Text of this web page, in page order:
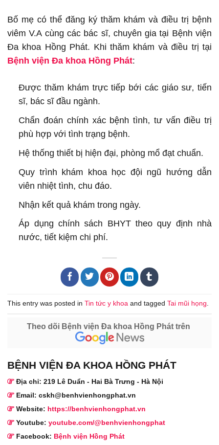
Bố mẹ có thể đăng ký thăm khám và điều trị bệnh
viêm V.A cùng các bác sĩ, chuyên gia tại Bệnh viện
Đa khoa Hồng Phát. Khi thăm khám và điều trị tại
Bệnh viện Đa khoa Hồng Phát:
Được thăm khám trực tiếp bới các giáo sư, tiến
sĩ, bác sĩ đầu ngành.
Chẩn đoán chính xác bệnh tình, tư vấn điều trị
phù hợp với tình trạng bệnh.
Hệ thống thiết bị hiện đại, phòng mổ đạt chuẩn.
Quy trình khám khoa học đội ngũ hướng dẫn
viên nhiệt tình, chu đáo.
Nhận kết quả khám trong ngày.
Áp dụng chính sách BHYT theo quy định nhà
nước, tiết kiệm chi phí.
This entry was posted in Tin tức y khoa and tagged Tai mũi họng.
Theo dõi Bệnh viện Đa khoa Hồng Phát trên
BỆNH VIỆN ĐA KHOA HỒNG PHÁT
Địa chỉ: 219 Lê Duẩn - Hai Bà Trưng - Hà Nội
Email: cskh@benhvienhongphat.vn
Website: https://benhvienhongphat.vn
Youtube: youtube.com/@benhvienhongphat
Facebook: Bệnh viện Hồng Phát